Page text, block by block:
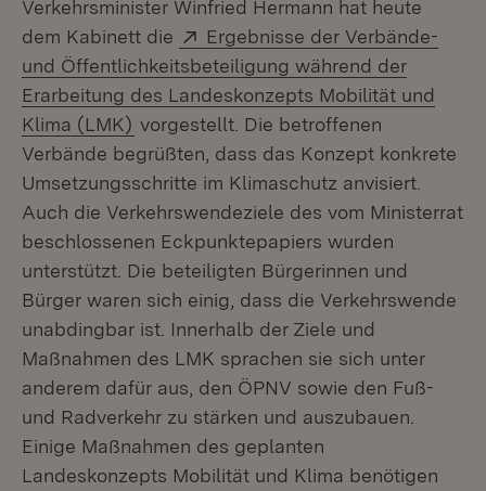
Verkehrsminister Winfried Hermann hat heute
dem Kabinett die
Extern:
Ergebnisse der Verbände-
und Öffentlichkeitsbeteiligung während der
Erarbeitung des Landeskonzepts Mobilität und
Klima (LMK) (Öffnet in neuem Fenster)
vorgestellt. Die betroffenen
Verbände begrüßten, dass das Konzept konkrete
Umsetzungsschritte im Klimaschutz anvisiert.
Auch die Verkehrswendeziele des vom Ministerrat
beschlossenen Eckpunktepapiers wurden
unterstützt. Die beteiligten Bürgerinnen und
Bürger waren sich einig, dass die Verkehrswende
unabdingbar ist. Innerhalb der Ziele und
Maßnahmen des LMK sprachen sie sich unter
anderem dafür aus, den ÖPNV sowie den Fuß-
und Radverkehr zu stärken und auszubauen.
Einige Maßnahmen des geplanten
Landeskonzepts Mobilität und Klima benötigen